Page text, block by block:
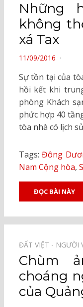
Những
không
xá Tax
POSTED
11/09/2016
Sự tồn tại của
hồi kết khi
phòng Khách
phức hợp 40
tòa nhà có lịch
Tags:Đông
Nam Cộng hòa,
ĐỌC BÀI NÀY
ĐẤT VIỆT - NGƯỜI
Chùm
choáng
của